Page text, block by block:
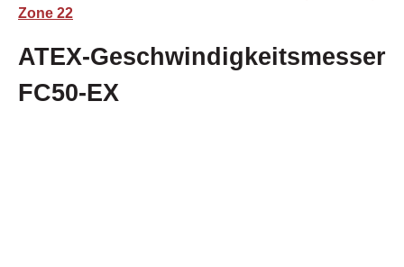
Zone 22
ATEX-Geschwindigkeitsmesser
FC50-EX